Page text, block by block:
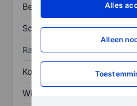
Alles
Alleen
Bezittingen
Schulden
Ratio's
Koers/omzetratio
Winst per aandeel